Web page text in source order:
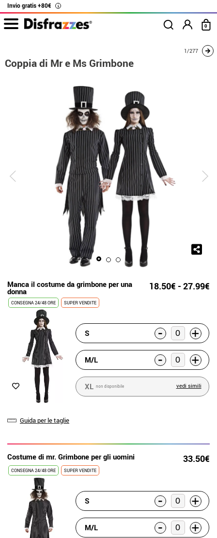
Invio gratis +80€ i
0
Coppia di Mr e Ms Grimbone1/277
Coppia di Mr e Ms Grimbone
Manca il costume da grimbone per una
donna 18.50€ - 27.99€
CONSEGNA 24/48 ORE SUPER VENDITE
Guida per le taglie
S - +
M/L - +
XL non disponibile vedi simili
Costume di mr. Grimbone per gli uomini 33.50€
CONSEGNA 24/48 ORE SUPER VENDITE
S - +
M/L - +